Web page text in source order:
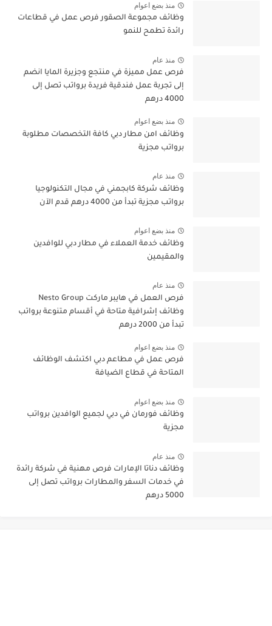
منذ بضع اعوام
وظائف مجموعة الصقور فرص عمل في قطاعات
رائدة تطمح للنمو
منذ عام
فرص عمل مميزة في منتجع وجزيرة المايا انضم
إلى تجربة عمل فندقية فريدة برواتب تصل إلى
4000 درهم
منذ بضع اعوام
وظائف امن مطار دبي كافة التخصصات مطلوبة
برواتب مجزية
منذ عام
وظائف شركة كابجمني في مجال التكنولوجيا
برواتب مجزية تبدأ من 4000 درهم قدم الآن
منذ بضع اعوام
وظائف خدمة العملاء في مطار دبي للوافدين
والمقيمين
منذ عام
فرص العمل في هايبر ماركت Nesto Group
وظائف إشرافية متاحة في أقسام متنوعة برواتب
تبدأ من 2000 درهم
منذ بضع اعوام
فرص عمل في مطاعم دبي اكتشف الوظائف
المتاحة في قطاع الضيافة
منذ بضع اعوام
وظائف فورمان في دبي لجميع الوافدين برواتب
مجزية
منذ عام
وظائف دناتا الإمارات فرص مهنية في شركة رائدة
في خدمات السفر والمطارات برواتب تصل إلى
5000 درهم